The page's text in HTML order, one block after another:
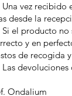
vez recibido
desde la
el producto no
y en
de recogida
devoluciones
Ondalium